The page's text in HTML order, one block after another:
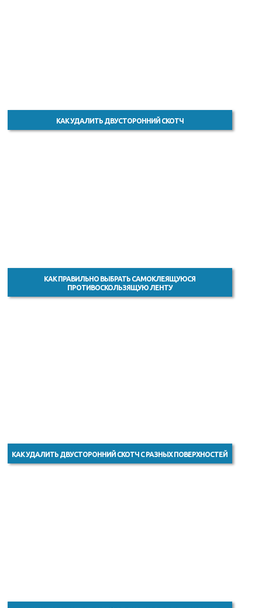
КАК УДАЛИТЬ ДВУСТОРОННИЙ СКОТЧ
КАК ПРАВИЛЬНО ВЫБРАТЬ САМОКЛЕЯЩУЮСЯ
ПРОТИВОСКОЛЬЗЯЩУЮ ЛЕНТУ
КАК УДАЛИТЬ ДВУСТОРОННИЙ СКОТЧ С РАЗНЫХ ПОВЕРХНОСТЕЙ